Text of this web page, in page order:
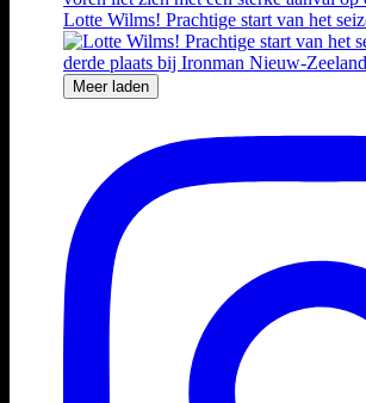
Lotte Wilms! Prachtige start van het
Meer laden